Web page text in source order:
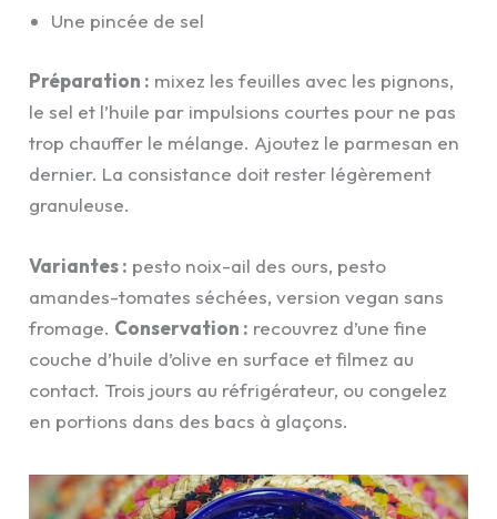
Une pincée de sel
Préparation : mixez les feuilles avec les pignons,
le sel et l’huile par impulsions courtes pour ne pas
trop chauffer le mélange. Ajoutez le parmesan en
dernier. La consistance doit rester légèrement
granuleuse.
Variantes : pesto noix-ail des ours, pesto
amandes-tomates séchées, version vegan sans
fromage. Conservation : recouvrez d’une fine
couche d’huile d’olive en surface et filmez au
contact. Trois jours au réfrigérateur, ou congelez
en portions dans des bacs à glaçons.